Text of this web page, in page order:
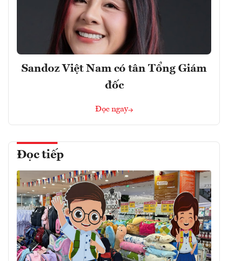
Sandoz Việt Nam có tân Tổng Giám
đốc
Đọc ngay
Đọc tiếp